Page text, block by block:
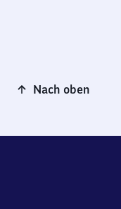
Nach oben